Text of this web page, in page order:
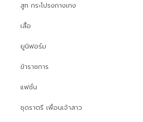
สูท กระโปรงกางเกง
เสื้อ
ยูนิฟอร์ม
ข้าราชการ
แฟชั่น
ชุดราตรี เพื่อนเจ้าสาว